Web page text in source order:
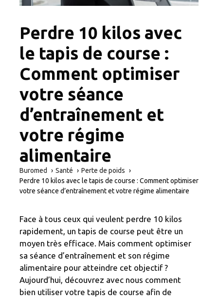
Perdre 10 kilos avec
le tapis de course :
Comment optimiser
votre séance
d’entraînement et
votre régime
alimentaire
Buromed Santé
Perte de poids
Perdre 10 kilos avec le tapis de course : Comment optimiser
votre séance d’entraînement et votre régime alimentaire
Face à tous ceux qui veulent perdre 10 kilos
rapidement, un tapis de course peut être un
moyen très efficace. Mais comment optimiser
sa séance d’entraînement et son régime
alimentaire pour atteindre cet objectif ?
Aujourd’hui, découvrez avec nous comment
bien utiliser votre tapis de course afin de